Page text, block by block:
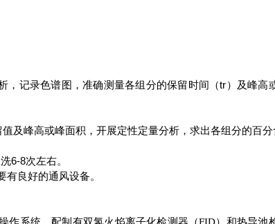
，记录色谱图，准确测量各组分的保留时间（tr）及峰高
及峰高或峰面积，开展定性定量分析，求出各组分的百
6-8次左右。
良好的通风设备。